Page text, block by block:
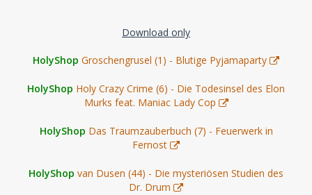
Download only
HolyShop Groschengrusel (1) - Blutige Pyjamaparty
HolyShop Holy Crazy Crime (6) - Die Todesinsel des Elon
Murks feat. Maniac Lady Cop
HolyShop Das Traumzauberbuch (7) - Feuerwerk in
Fernost
HolyShop van Dusen (44) - Die mysteriösen Studien des
Dr. Drum